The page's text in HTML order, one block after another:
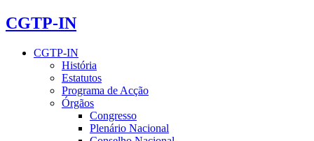
CGTP-IN
CGTP-IN
História
Estatutos
Programa de Acção
Órgãos
Congresso
Plenário Nacional